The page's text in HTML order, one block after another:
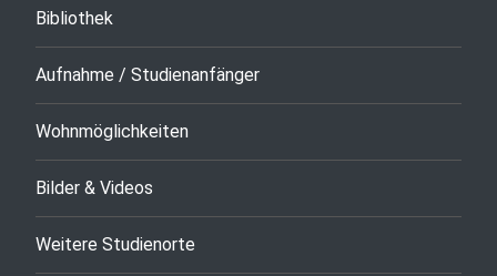
Bibliothek
Aufnahme / Studienanfänger
Wohnmöglichkeiten
Bilder & Videos
Weitere Studienorte